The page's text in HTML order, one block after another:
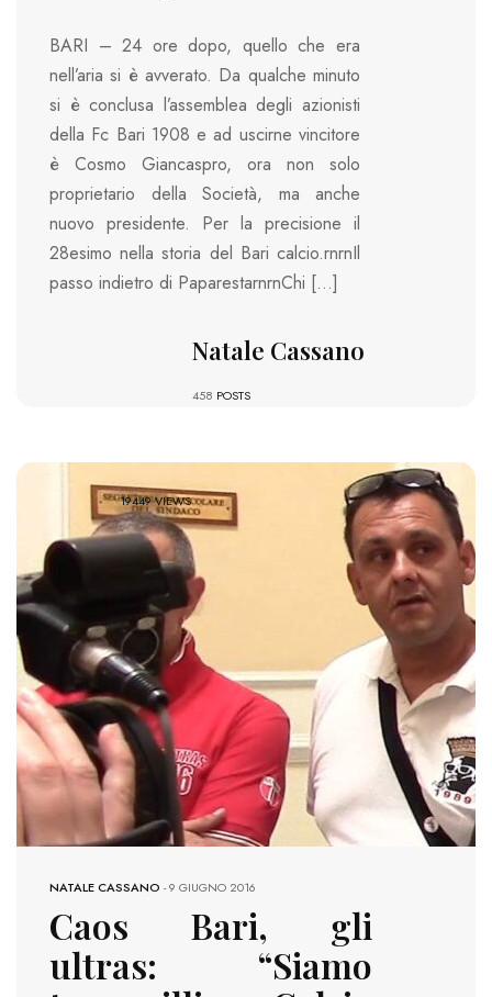
BARI – 24 ore dopo, quello che era
nell’aria si è avverato. Da qualche minuto
si è conclusa l’assemblea degli azionisti
della Fc Bari 1908 e ad uscirne vincitore
è Cosmo Giancaspro, ora non solo
proprietario della Società, ma anche
nuovo presidente. Per la precisione il
28esimo nella storia del Bari calcio.rnrnIl
passo indietro di PaparestarnrnChi […]
Natale Cassano
458 POSTS
19449 VIEWS
NATALE CASSANO -9 GIUGNO 2016
Caos Bari, gli
ultras: “Siamo